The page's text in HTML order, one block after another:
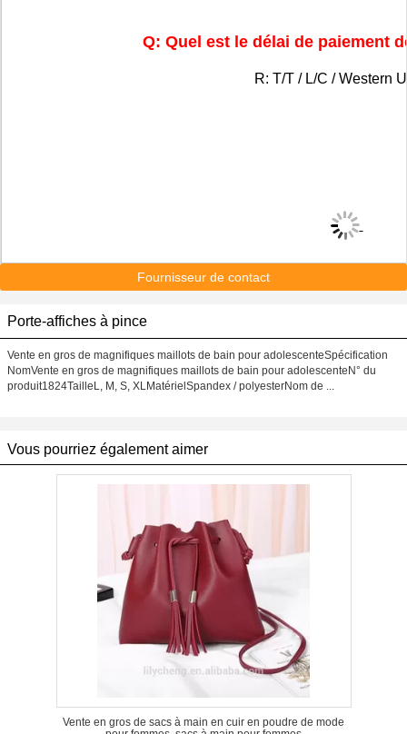
Q: Quel est le délai de paiement
R: T/T / L/C / Western
Fournisseur de contact
Porte-affiches à pince
Vente en gros de magnifiques maillots de bain pour adolescenteSpécification
NomVente en gros de magnifiques maillots de bain pour adolescenteN° du
produit1824TailleL, M, S, XLMatérielSpandex / polyesterNom de ...
Vous pourriez également aimer
Vente en gros de sacs à main en cuir en poudre de mode